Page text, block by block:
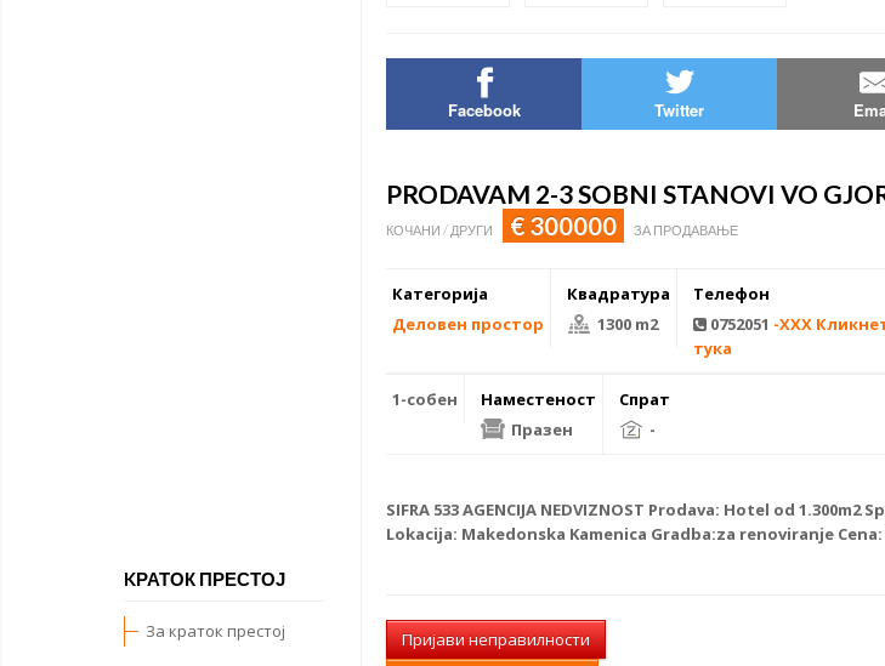
KРАТОК ПРЕСТОЈ
За краток престој
Facebook Twitter
PRODAVAM 2-3 SOBNI STANOVI VO
КОЧАНИ / ДРУГИ € 300000 ЗА ПРОДАВАЊЕ
Категорија
Деловен простор
Квадратура
1300 m2
Телефон
0752051 -XXX
тука
1-собен
Наместеност
Празен
Спрат
-
SIFRA 533 AGENCIJA NEDVIZNOST Prodava: Hotel od
Lokacija: Makedonska Kamenica Gradba:za renoviranje
Пријави неправилности